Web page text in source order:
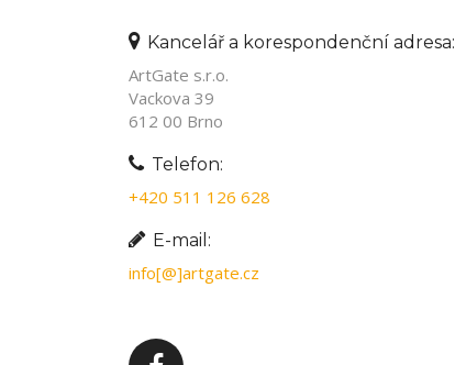
Kancelář a korespondenční adresa:
ArtGate s.r.o.
Vackova 39
612 00 Brno
Telefon:
+420 511 126 628
E-mail:
info[@]artgate.cz